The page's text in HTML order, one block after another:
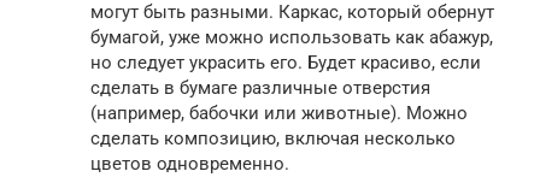
могут быть разными. Каркас, который обернут
бумагой, уже можно использовать как абажур,
но следует украсить его. Будет красиво, если
сделать в бумаге различные отверстия
(например, бабочки или животные). Можно
сделать композицию, включая несколько
цветов одновременно.